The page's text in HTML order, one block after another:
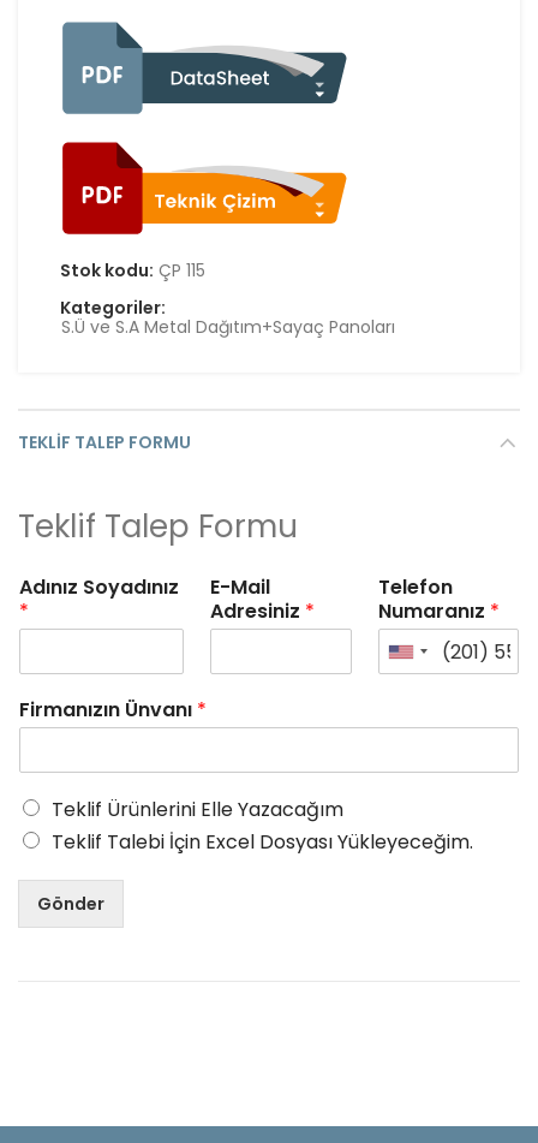
Stok kodu: ÇP 115
Kategoriler:
S.Ü ve S.A Metal Dağıtım+Sayaç Panoları
TEKLIF TALEP FORMU
Teklif Talep Formu
Adınız Soyadınız
*
E-Mail
Adresiniz *
Telefon
Numaranız *
Firmanızın Ünvanı *
Teklif Ürünlerini Elle Yazacağım
Teklif Talebi İçin Excel Dosyası Yükleyeceğim.
Gönder